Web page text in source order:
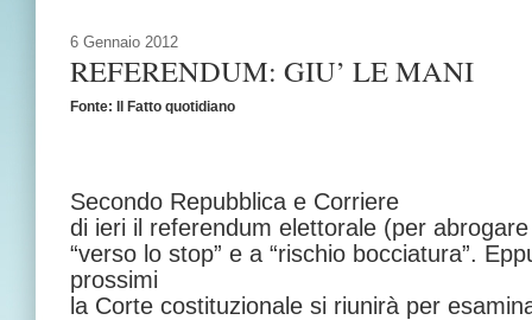
6 Gennaio 2012
REFERENDUM: GIU’ LE MANI
Fonte: Il Fatto quotidiano
Secondo Repubblica e Corriere
di ieri il referendum elettorale (per
“verso lo stop” e a “rischio bocciatura”.
prossimi
la Corte costituzionale si riunirà per